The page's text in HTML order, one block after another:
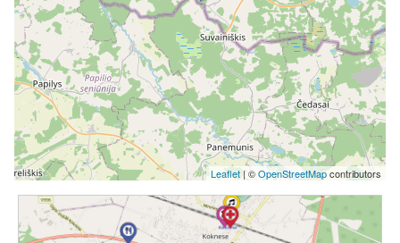
Leaflet | ©OpenStreetMapcontributors